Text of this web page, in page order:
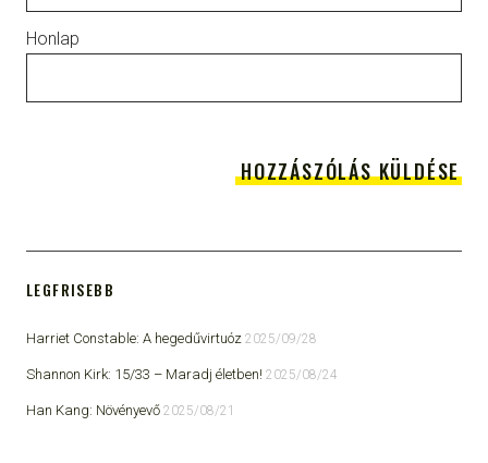
Honlap
LEGFRISEBB
Harriet Constable: A hegedűvirtuóz 2025/09/28
Shannon Kirk: 15/33 ​– Maradj életben! 2025/08/24
Han Kang: Növényevő 2025/08/21